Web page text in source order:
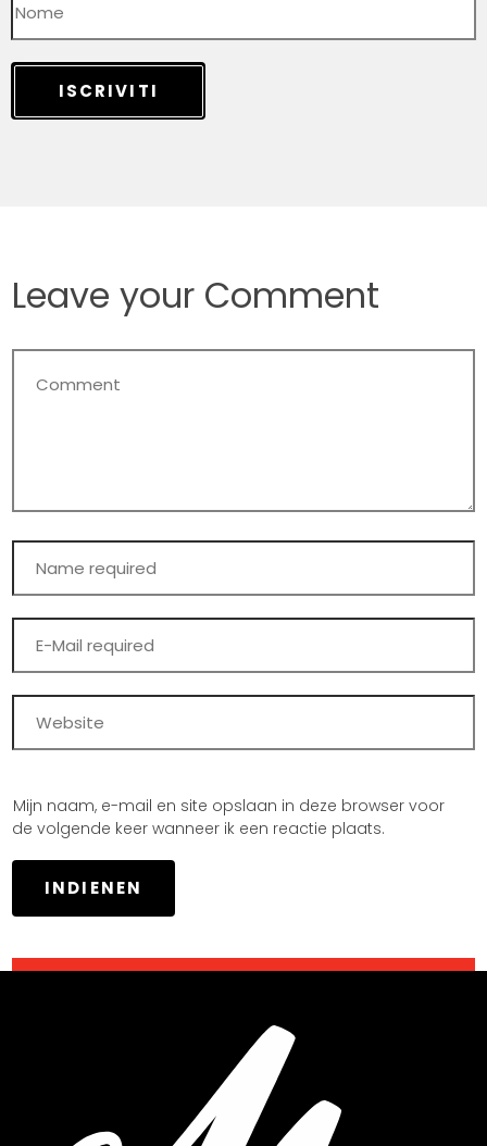
ISCRIVITI
Leave your Comment
Mijn naam, e-mail en site opslaan in deze browser voor
de volgende keer wanneer ik een reactie plaats.